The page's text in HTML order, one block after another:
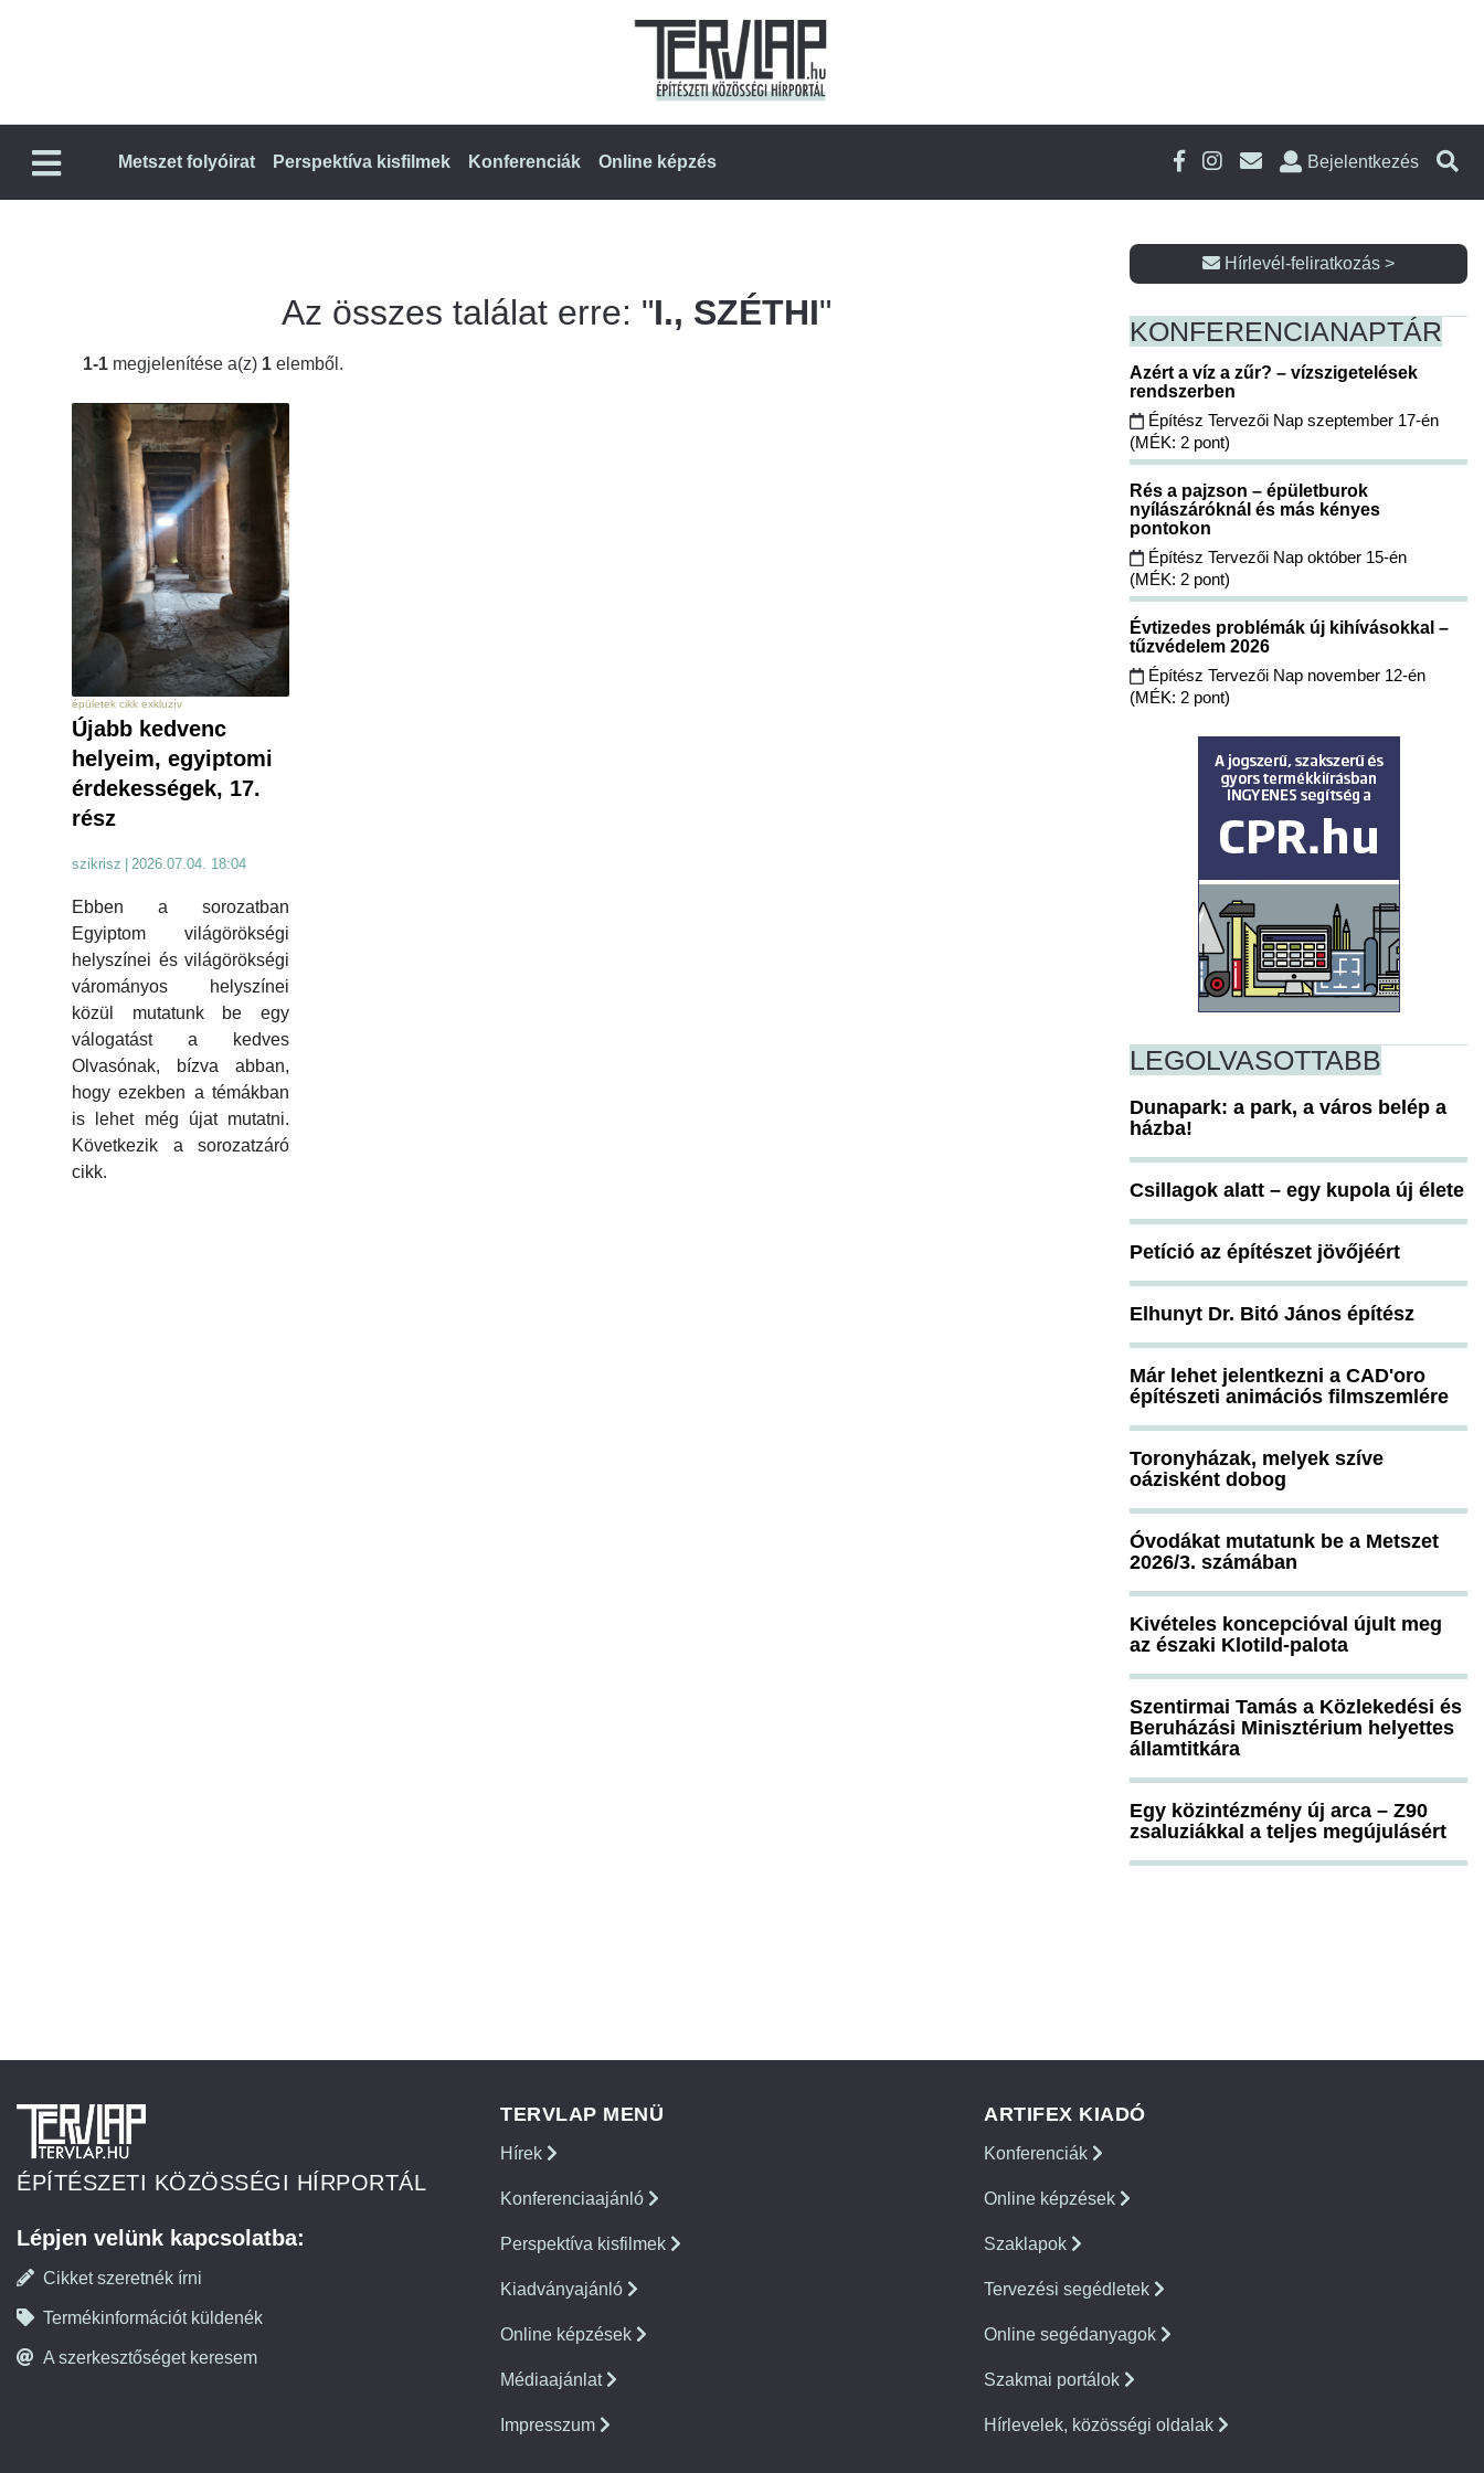
Metszet folyóirat Perspektíva kisfilmek Konferenciák Online képzés Bejelentkezés
Az összes találat erre: "I., SZÉTHI"
1-1 megjelenítése a(z) 1 elemből.
épületek cikk exkluzív
Újabb kedvenc
helyeim, egyiptomi
érdekességek, 17.
rész
szikrisz | 2026.07.04. 18:04
Ebben a sorozatban
Egyiptom világörökségi
helyszínei és világörökségi
várományos helyszínei
közül mutatunk be egy
válogatást a kedves
Olvasónak, bízva abban,
hogy ezekben a témákban
is lehet még újat mutatni.
Következik a sorozatzáró
cikk.
Hírlevél-feliratkozás >
KONFERENCIANAPTÁR
Azért a víz a zűr? – vízszigetelések
rendszerben
Építész Tervezői Nap szeptember 17-én
(MÉK: 2 pont)
Rés a pajzson – épületburok
nyílászáróknál és más kényes
pontokon
Építész Tervezői Nap október 15-én
(MÉK: 2 pont)
Évtizedes problémák új kihívásokkal –
tűzvédelem 2026
Építész Tervezői Nap november 12-én
(MÉK: 2 pont)
LEGOLVASOTTABB
Dunapark: a park, a város belép a
házba!
Csillagok alatt – egy kupola új élete
Petíció az építészet jövőjéért
Elhunyt Dr. Bitó János építész
Már lehet jelentkezni a CAD'oro
építészeti animációs filmszemlére
Toronyházak, melyek szíve
oázisként dobog
Óvodákat mutatunk be a Metszet
2026/3. számában
Kivételes koncepcióval újult meg
az északi Klotild-palota
Szentirmai Tamás a Közlekedési és
Beruházási Minisztérium helyettes
államtitkára
Egy közintézmény új arca – Z90
zsaluziákkal a teljes megújulásért
ÉPÍTÉSZETI KÖZÖSSÉGI HÍRPORTÁL
Lépjen velünk kapcsolatba:
Cikket szeretnék írni
Termékinformációt küldenék
A szerkesztőséget keresem
TERVLAP MENÜ
Hírek
Konferenciaajánló
Perspektíva kisfilmek
Kiadványajánló
Online képzések
Médiaajánlat
Impresszum
ARTIFEX KIADÓ
Konferenciák
Online képzések
Szaklapok
Tervezési segédletek
Online segédanyagok
Szakmai portálok
Hírlevelek, közösségi oldalak